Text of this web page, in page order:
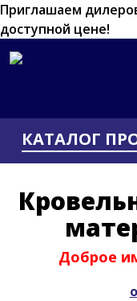
Приглашаем
доступной цене!
КАТАЛОГ
Доброе